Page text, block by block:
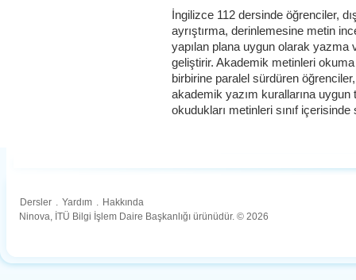
İngilizce 112 dersinde öğrenciler,
ayrıştırma, derinlemesine metin
yapılan plana uygun olarak yazma
geliştirir. Akademik metinleri
birbirine paralel sürdüren
akademik yazım kurallarına
okudukları metinleri sınıf içerisinde
Dersler . Yardım . Hakkında
Ninova, İTÜ Bilgi İşlem Daire Başkanlığı ürünüdür. © 2026